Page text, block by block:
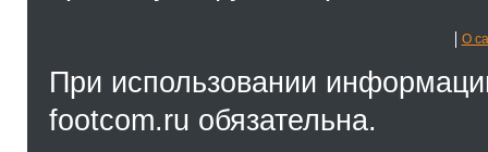
О
При использовании
footcom.ru обязательна.